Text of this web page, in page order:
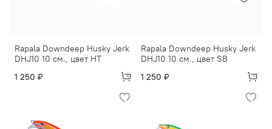
Rapala Downdeep Husky Jerk
DHJ10 10 см., цвет HT
1 250 ₽
Rapala Downdeep Husky Jerk
DHJ10 10 см., цвет SB
1 250 ₽